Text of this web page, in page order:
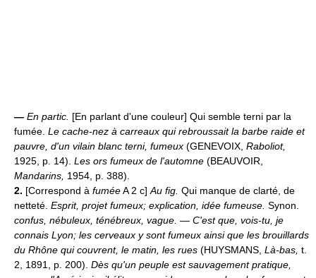
— En partic. [En parlant d'une couleur] Qui semble terni par la
fumée. Le cache-nez à carreaux qui rebroussait la barbe raide et
pauvre, d'un vilain blanc terni, fumeux (GENEVOIX, Raboliot,
1925, p. 14). Les ors fumeux de l'automne (BEAUVOIR,
Mandarins, 1954, p. 388).
2. [Correspond à fuméeA 2 c] Au fig. Qui manque de clarté, de
netteté. Esprit, projet fumeux; explication, idée fumeuse. Synon.
confus, nébuleux, ténébreux, vague. — C'est que, vois-tu, je
connais Lyon; les cerveaux y sont fumeux ainsi que les brouillards
du Rhône qui couvrent, le matin, les rues (HUYSMANS, Là-bas, t.
2, 1891, p. 200). Dès qu'un peuple est sauvagement pratique,